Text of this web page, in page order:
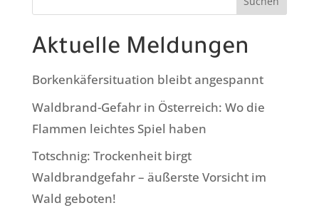
Aktuelle Meldungen
Borkenkäfersituation bleibt angespannt
Waldbrand-Gefahr in Österreich: Wo die
Flammen leichtes Spiel haben
Totschnig: Trockenheit birgt
Waldbrandgefahr – äußerste Vorsicht im
Wald geboten!